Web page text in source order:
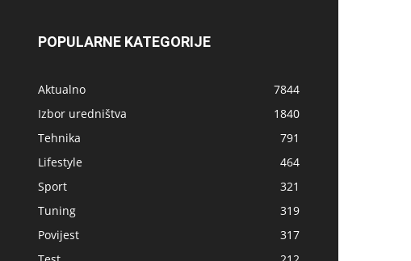
POPULARNE KATEGORIJE
Aktualno
7844
Izbor uredništva
1840
Tehnika
791
Lifestyle
464
Sport
321
Tuning
319
Povijest
317